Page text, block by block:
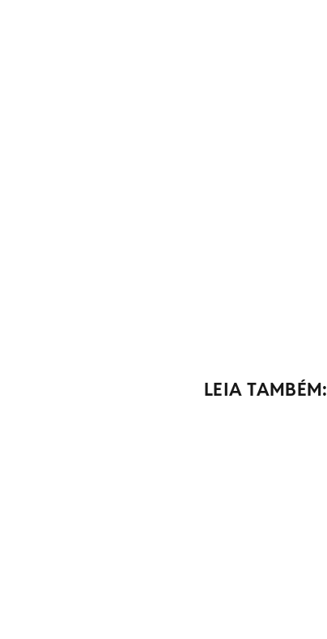
LEIA TAMBÉM: